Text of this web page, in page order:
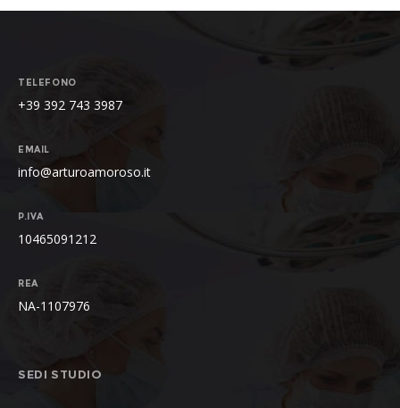
TELEFONO
+39 392 743 3987
EMAIL
info@arturoamoroso.it
P.IVA
10465091212
REA
NA-1107976
SEDI STUDIO